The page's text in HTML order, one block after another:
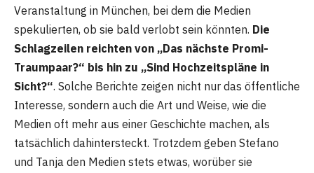
Veranstaltung in München, bei dem die Medien
spekulierten, ob sie bald verlobt sein könnten. Die
Schlagzeilen reichten von „Das nächste Promi-
Traumpaar?“ bis hin zu „Sind Hochzeitspläne in
Sicht?“. Solche Berichte zeigen nicht nur das öffentliche
Interesse, sondern auch die Art und Weise, wie die
Medien oft mehr aus einer Geschichte machen, als
tatsächlich dahintersteckt. Trotzdem geben Stefano
und Tanja den Medien stets etwas, worüber sie